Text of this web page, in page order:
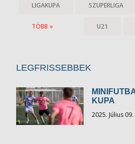
LIGAKUPA SZUPERLIGA
U21
TÖBB »
LEGFRISSEBBEK
KUPA
2025. Július 09.